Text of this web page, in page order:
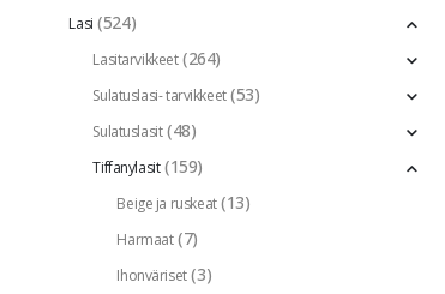
Lasi (524)
Lasitarvikkeet (264)
Sulatuslasi- tarvikkeet (53)
Sulatuslasit (48)
Tiffanylasit (159)
Beige ja ruskeat (13)
Harmaat (7)
Ihonväriset (3)